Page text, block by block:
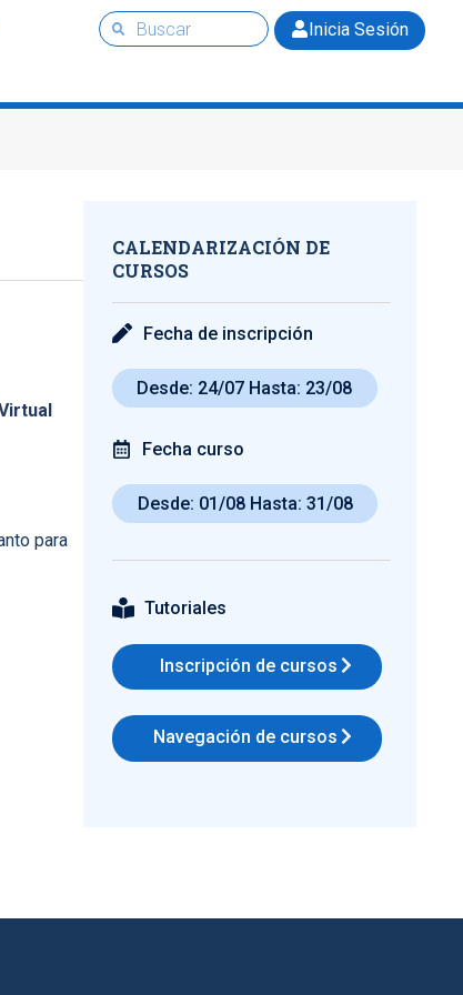
Inicia Sesión
para
CALENDARIZACIÓN DE
CURSOS
Fecha de inscripción
Desde: 24/07 Hasta: 23/08
Fecha curso
Desde: 01/08 Hasta: 31/08
Tutoriales
Inscripción de cursos
Navegación de cursos